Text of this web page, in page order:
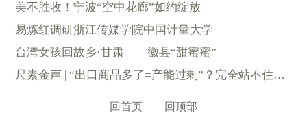
美不胜收！宁波“空中花廊”如约绽放
易炼红调研浙江传媒学院中国计量大学
台湾女孩回故乡·甘肃——徽县“甜蜜蜜”
尺素金声 | “出口商品多了=产能过剩”？完全站不住脚！
回首页 回顶部